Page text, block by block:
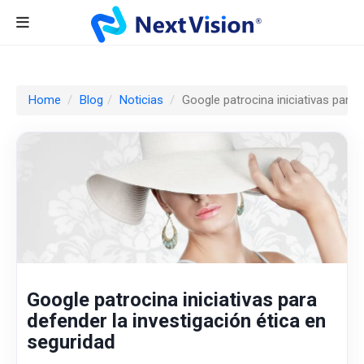
Home Blog Noticias Google patrocina iniciativas para
Google patrocina iniciativas para
defender la investigación ética en
seguridad